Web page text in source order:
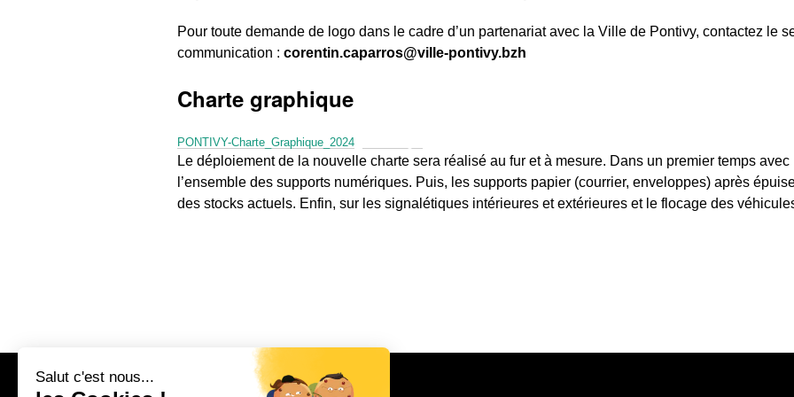
Pour toute demande de logo dans le cadre d’un partenariat avec la Ville de Pontivy, contactez le
communication : corentin.caparros@ville-pontivy.bzh
Charte graphique
PONTIVY-Charte_Graphique_2024
Le déploiement de la nouvelle charte sera réalisé au fur et à mesure. Dans un premier temps avec
l’ensemble des supports numériques. Puis, les supports papier (courrier, enveloppes) après
des stocks actuels. Enfin, sur les signalétiques intérieures et extérieures et le flocage des